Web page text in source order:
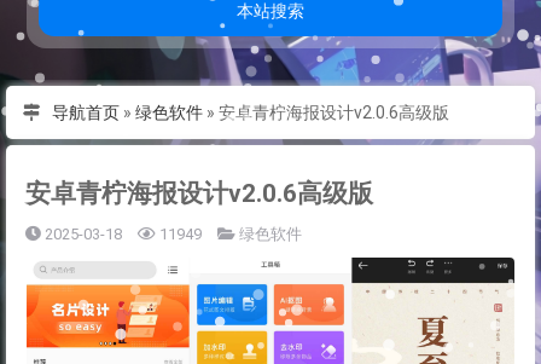
本站搜索
导航首页» 绿色软件» 安卓青柠海报设计v2.0.6高级版
安卓青柠海报设计v2.0.6高级版
2025-03-18 11949 绿色软件